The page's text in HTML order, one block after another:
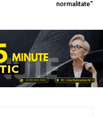
normalitate”